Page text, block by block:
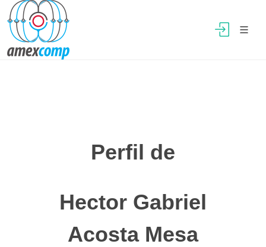
Perfil de
Hector Gabriel
Acosta Mesa